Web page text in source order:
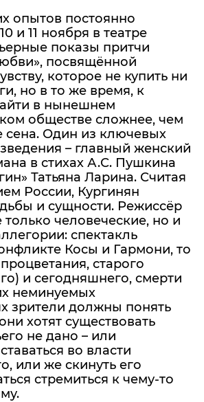
опытов постоянно
и 11 ноября в театре
показы притчи
посвящённой
которое не купить ни
но в то же время, к
в нынешнем
обществе сложнее, чем
сена. Один из ключевых
– главный женский
в стихах А.С. Пушкина
Татьяна Ларина. Считая
России, Кургинян
и сущности. Режиссёр
только человеческие, но и
спектакль
Косы и Гармони, то
старого
и сегодняшнего, смерти
неминуемых
зрители должны понять
хотят существовать
не дано – или
во власти
или же скинуть его
стремиться к чему-то